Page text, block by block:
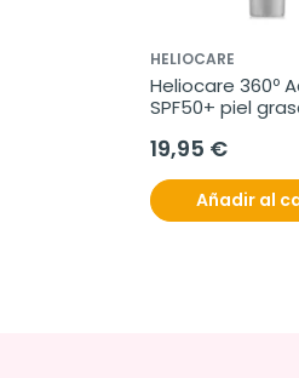
HELIOCARE
Heliocare 360º
SPF50+ piel
19,95 €
Añadir al